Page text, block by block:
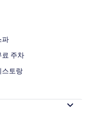
파
료 주차
스토랑